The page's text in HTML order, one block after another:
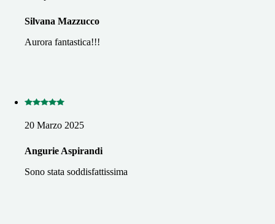
Silvana Mazzucco
Aurora fantastica!!!
20 Marzo 2025
Angurie Aspirandi
Sono stata soddisfattissima